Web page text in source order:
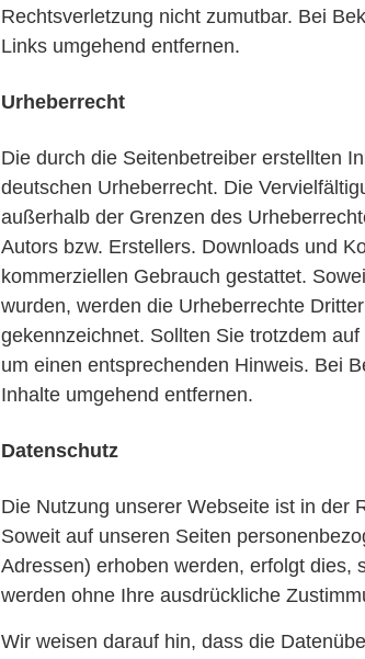
Rechtsverletzung nicht zumutbar. Bei
Links umgehend entfernen.
Urheberrecht
Die durch die Seitenbetreiber erstellten
deutschen Urheberrecht. Die
außerhalb der Grenzen des
Autors bzw. Erstellers. Downloads und
kommerziellen Gebrauch gestattet.
wurden, werden die Urheberrechte
gekennzeichnet. Sollten Sie trotzdem
um einen entsprechenden Hinweis. Bei
Inhalte umgehend entfernen.
Datenschutz
Die Nutzung unserer Webseite ist in der
Soweit auf unseren Seiten
Adressen) erhoben werden, erfolgt dies,
werden ohne Ihre ausdrückliche
Wir weisen darauf hin, dass die